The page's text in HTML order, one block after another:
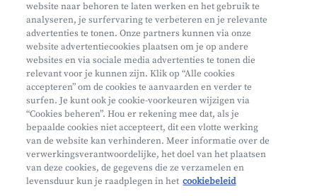
Phishing
Mifid
Privacy
Juridische info
Onderworpen aan de controle van CDZ
website naar behoren te laten werken en het gebruik te
analyseren, je surfervaring te verbeteren en je relevante
advertenties te tonen. Onze partners kunnen via onze
website advertentiecookies plaatsen om je op andere
websites en via sociale media advertenties te tonen die
relevant voor je kunnen zijn. Klik op “Alle cookies
accepteren” om de cookies te aanvaarden en verder te
surfen. Je kunt ook je cookie-voorkeuren wijzigen via
“Cookies beheren”. Hou er rekening mee dat, als je
bepaalde cookies niet accepteert, dit een vlotte werking
van de website kan verhinderen. Meer informatie over de
verwerkingsverantwoordelijke, het doel van het plaatsen
van deze cookies, de gegevens die ze verzamelen en
levensduur kun je raadplegen in het cookiebeleid